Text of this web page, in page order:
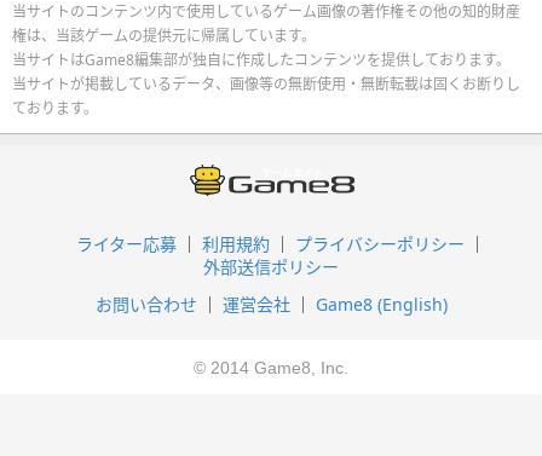
当サイトのコンテンツ内で使用しているゲーム画像の著作権その他の知的財産
権は、当該ゲームの提供元に帰属しています。
当サイトはGame8編集部が独自に作成したコンテンツを提供しております。
当サイトが掲載しているデータ、画像等の無断使用・無断転載は固くお断りし
ております。
ライター応募 利用規約
プライバシーポリシー
外部送信ポリシー
お問い合わせ
運営会社 Game8 (English)
© 2014 Game8, Inc.